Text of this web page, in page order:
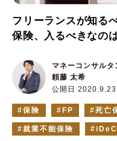
フリーランスが知る
保険、入るべきなの
公開日 2020.9.23
マネーコンサルタ
頼藤 太希
保険 FP 死亡
就業不能保険